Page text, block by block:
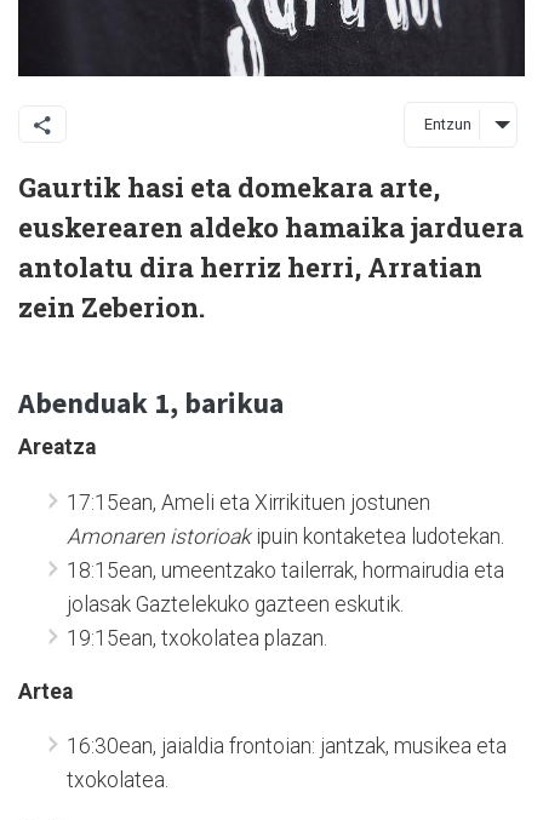
Entzun
Gaurtik hasi eta domekara arte,
euskerearen aldeko hamaika jarduera
antolatu dira herriz herri, Arratian
zein Zeberion.
Abenduak 1, barikua
Areatza
17:15ean, Ameli eta Xirrikituen jostunen
Amonaren istorioakipuin kontaketea ludotekan.
18:15ean, umeentzako tailerrak, hormairudia eta
jolasak Gaztelekuko gazteen eskutik.
19:15ean, txokolatea plazan.
Artea
16:30ean, jaialdia frontoian: jantzak, musikea eta
txokolatea.